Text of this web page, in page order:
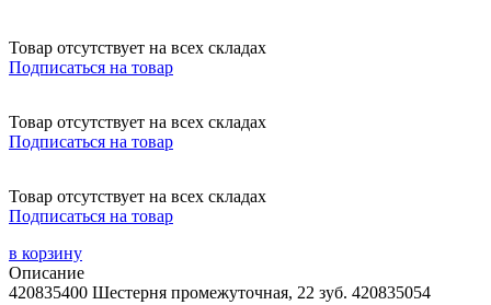
Товар отсутствует на всех складах
Подписаться на товар
Товар отсутствует на всех складах
Подписаться на товар
Товар отсутствует на всех складах
Подписаться на товар
в корзину
Описание
420835400 Шестерня промежуточная, 22 зуб. 420835054